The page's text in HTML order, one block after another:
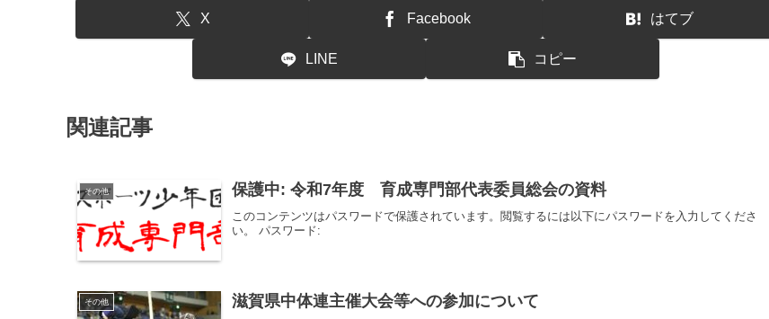
X Facebook はてブ
LINE コピー
関連記事
その他 保護中: 令和7年度 育成専門部代表委員総会の資料
このコンテンツはパスワードで保護されています。閲覧するには以下にパスワードを入力してくださ
い。 パスワード:
その他 滋賀県中体連主催大会等への参加について